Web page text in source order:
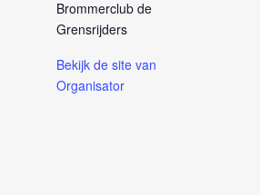
Brommerclub de
Grensrijders
Bekijk de site van
Organisator